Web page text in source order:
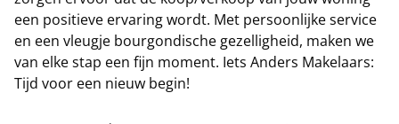
een positieve ervaring wordt. Met persoonlijke service
en een vleugje bourgondische gezelligheid, maken we
van elke stap een fijn moment. Iets Anders Makelaars:
Tijd voor een nieuw begin!